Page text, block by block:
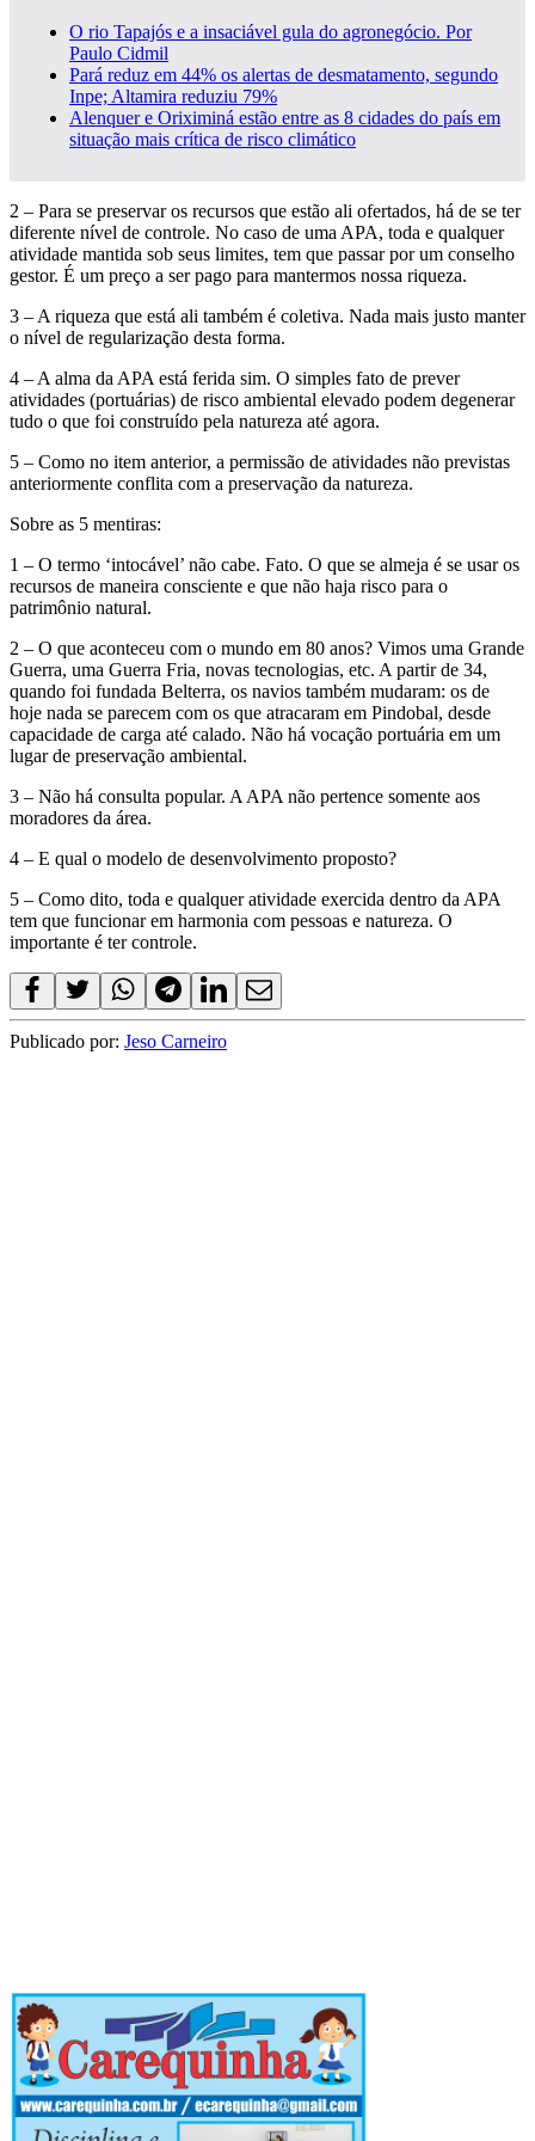
O rio Tapajós e a insaciável gula do agronegócio. Por
Paulo Cidmil
Pará reduz em 44% os alertas de desmatamento, segundo
Inpe; Altamira reduziu 79%
Alenquer e Oriximiná estão entre as 8 cidades do país em
situação mais crítica de risco climático
2 – Para se preservar os recursos que estão ali ofertados, há de se ter
diferente nível de controle. No caso de uma APA, toda e qualquer
atividade mantida sob seus limites, tem que passar por um conselho
gestor. É um preço a ser pago para mantermos nossa riqueza.
3 – A riqueza que está ali também é coletiva. Nada mais justo manter
o nível de regularização desta forma.
4 – A alma da APA está ferida sim. O simples fato de prever
atividades (portuárias) de risco ambiental elevado podem degenerar
tudo o que foi construído pela natureza até agora.
5 – Como no item anterior, a permissão de atividades não previstas
anteriormente conflita com a preservação da natureza.
Sobre as 5 mentiras:
1 – O termo ‘intocável’ não cabe. Fato. O que se almeja é se usar os
recursos de maneira consciente e que não haja risco para o
patrimônio natural.
2 – O que aconteceu com o mundo em 80 anos? Vimos uma Grande
Guerra, uma Guerra Fria, novas tecnologias, etc. A partir de 34,
quando foi fundada Belterra, os navios também mudaram: os de
hoje nada se parecem com os que atracaram em Pindobal, desde
capacidade de carga até calado. Não há vocação portuária em um
lugar de preservação ambiental.
3 – Não há consulta popular. A APA não pertence somente aos
moradores da área.
4 – E qual o modelo de desenvolvimento proposto?
5 – Como dito, toda e qualquer atividade exercida dentro da APA
tem que funcionar em harmonia com pessoas e natureza. O
importante é ter controle.
Publicado por: Jeso Carneiro